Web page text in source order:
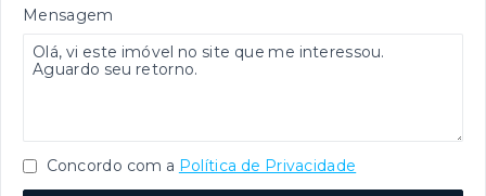
Mensagem
Concordo com a Política de Privacidade